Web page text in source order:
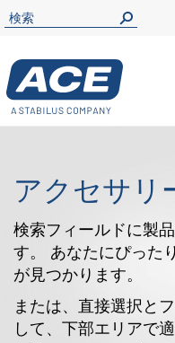
アクセサリ
検索フィールドに製
す。 あなたにぴった
が見つかります。
または、直接選択と
して、下部エリアで